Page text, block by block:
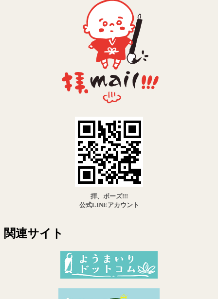
拝、ボーズ!!!
公式LINEアカウント
関連サイト